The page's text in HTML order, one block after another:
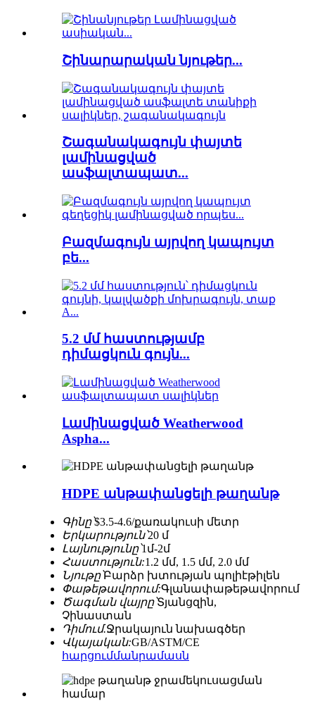
Շինարարական նյութեր...
Շագանակագույն փայտե
լամինացված
ասֆալտապատ...
Բազմագույն այրվող կապույտ
բե...
5.2 մմ հաստությամբ
դիմացկուն գույն...
Լամինացված Weatherwood
Aspha...
HDPE անթափանցելի թաղանթ
Գինը՝$3.5-4.6/քառակուսի մետր
Երկարություն՝20 մ
Լայնությունը՝1մ-2մ
Հաստություն:1.2 մմ, 1.5 մմ, 2.0 մմ
Նյութը՝Բարձր խտության պոլիէթիլեն
Փաթեթավորում:Գլանափաթեթավորում
Ծագման վայրը՝Տյանցզին, ​​
Չինաստան
Դիմում.Ջրակայուն նախագծեր
Վկայական:GB/ASTM/CE
հարցումմանրամասն